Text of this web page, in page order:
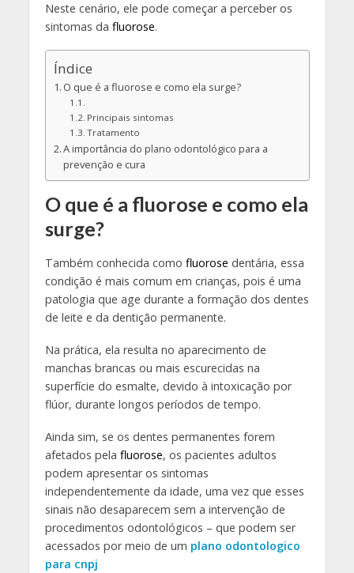
Neste cenário, ele pode começar a perceber os
sintomas da fluorose.
Índice
O que é a fluorose e como ela surge?
Principais sintomas
Tratamento
A importância do plano odontológico para a
prevenção e cura
O que é a fluorose e como ela
surge?
Também conhecida como fluorose dentária, essa
condição é mais comum em crianças, pois é uma
patologia que age durante a formação dos dentes
de leite e da dentição permanente.
Na prática, ela resulta no aparecimento de
manchas brancas ou mais escurecidas na
superfície do esmalte, devido à intoxicação por
flúor, durante longos períodos de tempo.
Ainda sim, se os dentes permanentes forem
afetados pela fluorose, os pacientes adultos
podem apresentar os sintomas
independentemente da idade, uma vez que esses
sinais não desaparecem sem a intervenção de
procedimentos odontológicos – que podem ser
acessados por meio de um plano odontologico
para cnpj